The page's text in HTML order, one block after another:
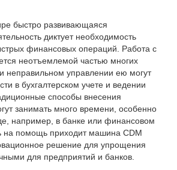
быстро развивающаяся
диктует необходимость
финансовых операций. Работа с
неотъемлемой частью многих
неправильном управлении ею могут
в бухгалтерском учете и ведении
способы внесения
занимать много времени, особенно
например, в банке или финансовом
на помощь приходит машина CDM
решение для упрощения
для предприятий и банков.